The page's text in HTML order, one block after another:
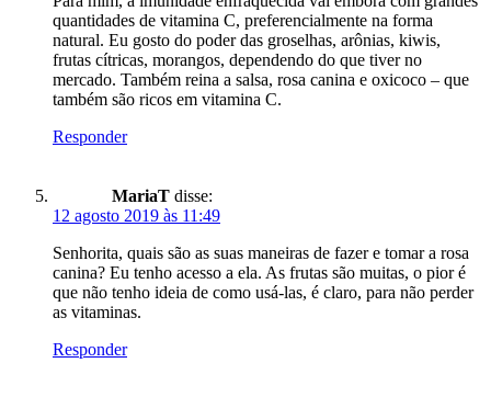
quantidades de vitamina C, preferencialmente na forma
natural. Eu gosto do poder das groselhas, arônias, kiwis,
frutas cítricas, morangos, dependendo do que tiver no
mercado. Também reina a salsa, rosa canina e oxicoco – que
também são ricos em vitamina C.
Responder
MariaT disse:
12 agosto 2019 às 11:49
Senhorita, quais são as suas maneiras de fazer e tomar a rosa
canina? Eu tenho acesso a ela. As frutas são muitas, o pior é
que não tenho ideia de como usá-las, é claro, para não perder
as vitaminas.
Responder